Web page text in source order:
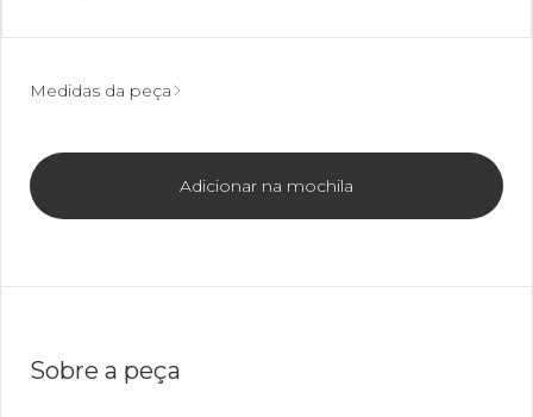
Medidas da peça
Adicionar na mochila
Sobre a peça